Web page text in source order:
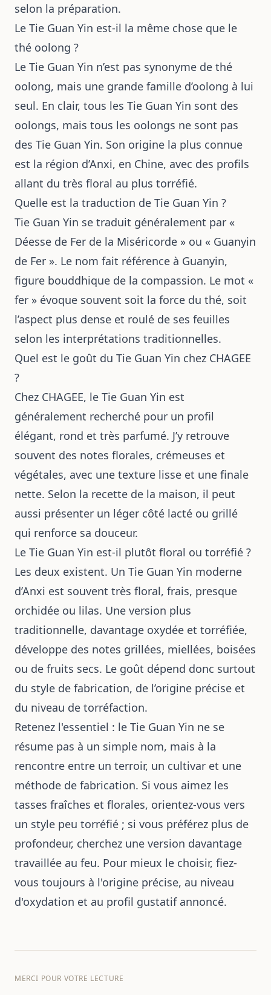
selon la préparation.
Le Tie Guan Yin est-il la même chose que le
thé oolong ?
Le Tie Guan Yin n’est pas synonyme de thé
oolong, mais une grande famille d’oolong à lui
seul. En clair, tous les Tie Guan Yin sont des
oolongs, mais tous les oolongs ne sont pas
des Tie Guan Yin. Son origine la plus connue
est la région d’Anxi, en Chine, avec des profils
allant du très floral au plus torréfié.
Quelle est la traduction de Tie Guan Yin ?
Tie Guan Yin se traduit généralement par «
Déesse de Fer de la Miséricorde » ou « Guanyin
de Fer ». Le nom fait référence à Guanyin,
figure bouddhique de la compassion. Le mot «
fer » évoque souvent soit la force du thé, soit
l’aspect plus dense et roulé de ses feuilles
selon les interprétations traditionnelles.
Quel est le goût du Tie Guan Yin chez CHAGEE
?
Chez CHAGEE, le Tie Guan Yin est
généralement recherché pour un profil
élégant, rond et très parfumé. J’y retrouve
souvent des notes florales, crémeuses et
végétales, avec une texture lisse et une finale
nette. Selon la recette de la maison, il peut
aussi présenter un léger côté lacté ou grillé
qui renforce sa douceur.
Le Tie Guan Yin est-il plutôt floral ou torréfié ?
Les deux existent. Un Tie Guan Yin moderne
d’Anxi est souvent très floral, frais, presque
orchidée ou lilas. Une version plus
traditionnelle, davantage oxydée et torréfiée,
développe des notes grillées, miellées, boisées
ou de fruits secs. Le goût dépend donc surtout
du style de fabrication, de l’origine précise et
du niveau de torréfaction.
Retenez l'essentiel : le Tie Guan Yin ne se
résume pas à un simple nom, mais à la
rencontre entre un terroir, un cultivar et une
méthode de fabrication. Si vous aimez les
tasses fraîches et florales, orientez-vous vers
un style peu torréfié ; si vous préférez plus de
profondeur, cherchez une version davantage
travaillée au feu. Pour mieux le choisir, fiez-
vous toujours à l'origine précise, au niveau
d'oxydation et au profil gustatif annoncé.
MERCI POUR VOTRE LECTURE